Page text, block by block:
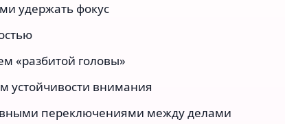
удержать фокус
«разбитой головы»
устойчивости внимания
переключениями между делами